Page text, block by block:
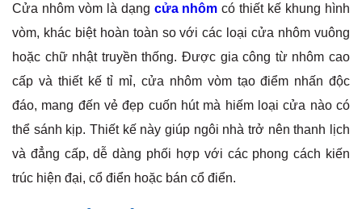
Cửa nhôm vòm là dạng cửa nhôm có thiết kế khung hình
vòm, khác biệt hoàn toàn so với các loại cửa nhôm vuông
hoặc chữ nhật truyền thống. Được gia công từ nhôm cao
cấp và thiết kế tỉ mỉ, cửa nhôm vòm tạo điểm nhấn độc
đáo, mang đến vẻ đẹp cuốn hút mà hiếm loại cửa nào có
thể sánh kịp. Thiết kế này giúp ngôi nhà trở nên thanh lịch
và đẳng cấp, dễ dàng phối hợp với các phong cách kiến
trúc hiện đại, cổ điển hoặc bán cổ điển.